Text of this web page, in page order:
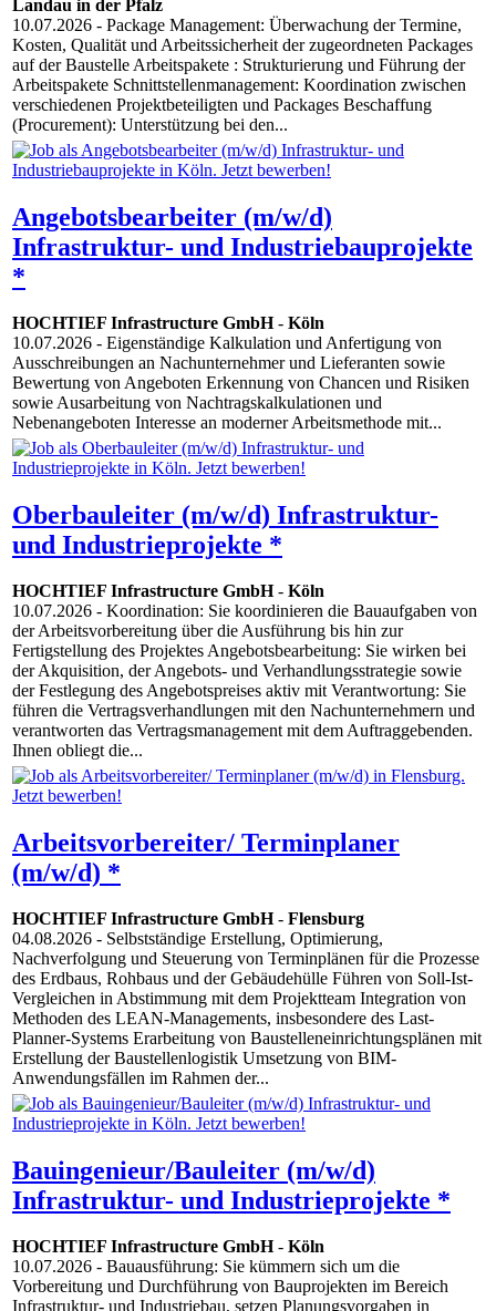
Landau in der Pfalz
10.07.2026 - Package Management: Überwachung der Termine,
Kosten, Qualität und Arbeitssicherheit der zugeordneten Packages
auf der Baustelle Arbeitspakete : Strukturierung und Führung der
Arbeitspakete Schnittstellenmanagement: Koordination zwischen
verschiedenen Projektbeteiligten und Packages Beschaffung
(Procurement): Unterstützung bei den...
Angebotsbearbeiter (m/w/d)
Infrastruktur- und Industriebauprojekte
*
HOCHTIEF Infrastructure GmbH- Köln
10.07.2026 - Eigenständige Kalkulation und Anfertigung von
Ausschreibungen an Nachunternehmer und Lieferanten sowie
Bewertung von Angeboten Erkennung von Chancen und Risiken
sowie Ausarbeitung von Nachtragskalkulationen und
Nebenangeboten Interesse an moderner Arbeitsmethode mit...
Oberbauleiter (m/w/d) Infrastruktur-
und Industrieprojekte *
HOCHTIEF Infrastructure GmbH- Köln
10.07.2026 - Koordination: Sie koordinieren die Bauaufgaben von
der Arbeitsvorbereitung über die Ausführung bis hin zur
Fertigstellung des Projektes Angebotsbearbeitung: Sie wirken bei
der Akquisition, der Angebots- und Verhandlungsstrategie sowie
der Festlegung des Angebotspreises aktiv mit Verantwortung: Sie
führen die Vertragsverhandlungen mit den Nachunternehmern und
verantworten das Vertragsmanagement mit dem Auftraggebenden.
Ihnen obliegt die...
Arbeitsvorbereiter/ Terminplaner
(m/w/d) *
HOCHTIEF Infrastructure GmbH- Flensburg
04.08.2026 - Selbstständige Erstellung, Optimierung,
Nachverfolgung und Steuerung von Terminplänen für die Prozesse
des Erdbaus, Rohbaus und der Gebäudehülle Führen von Soll-Ist-
Vergleichen in Abstimmung mit dem Projektteam Integration von
Methoden des LEAN-Managements, insbesondere des Last-
Planner-Systems Erarbeitung von Baustelleneinrichtungsplänen mit
Erstellung der Baustellenlogistik Umsetzung von BIM-
Anwendungsfällen im Rahmen der...
Bauingenieur/Bauleiter (m/w/d)
Infrastruktur- und Industrieprojekte *
HOCHTIEF Infrastructure GmbH- Köln
10.07.2026 - Bauausführung: Sie kümmern sich um die
Vorbereitung und Durchführung von Bauprojekten im Bereich
Infrastruktur- und Industriebau, setzen Planungsvorgaben in